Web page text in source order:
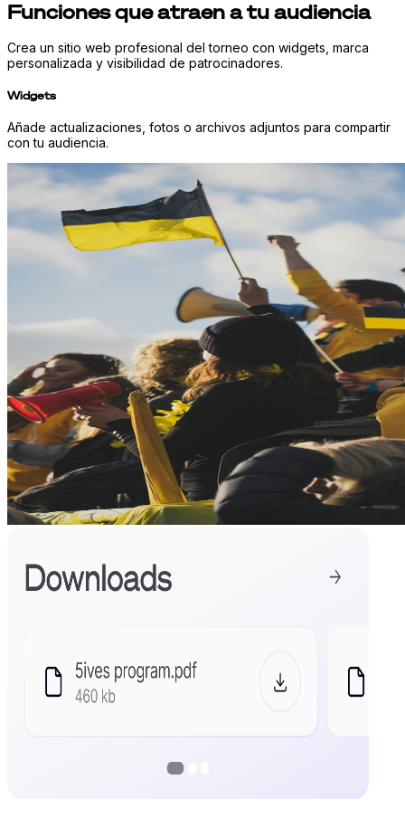
Funciones que atraen a tu audiencia
Crea un sitio web profesional del torneo con widgets, marca
personalizada y visibilidad de patrocinadores.
Widgets
Añade actualizaciones, fotos o archivos adjuntos para compartir
con tu audiencia.